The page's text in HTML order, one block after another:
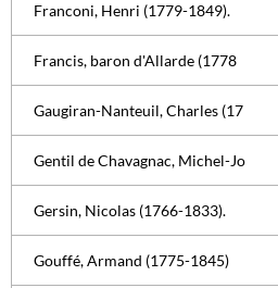
Franconi, Henri (1779-1849).
Francis, baron d'Allarde (1778
Gaugiran-Nanteuil, Charles (17
Gentil de Chavagnac, Michel-Jo
Gersin, Nicolas (1766-1833).
Gouffé, Armand (1775-1845)